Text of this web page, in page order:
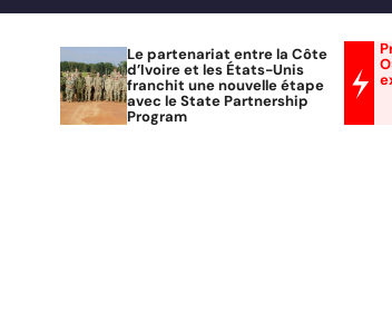
Le partenariat entre la Côte
d’Ivoire et les États-Unis
franchit une nouvelle étape
avec le State Partnership
Program